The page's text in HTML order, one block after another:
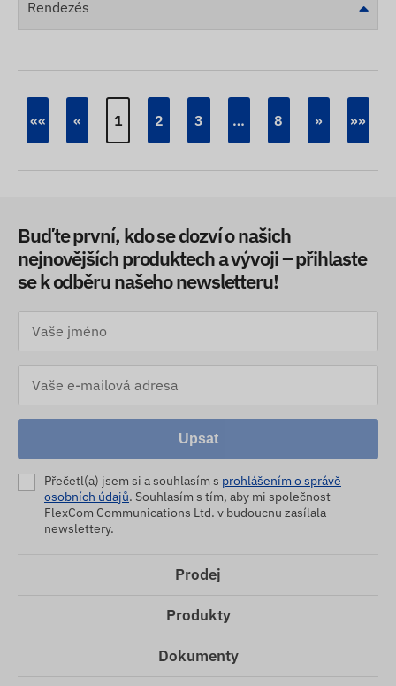
Rendezés
«« « 1 2 3 … 8 » »»
Buďte první, kdo se dozví o našich
nejnovějších produktech a vývoji – přihlaste
se k odběru našeho newsletteru!
Upsat
Přečetl(a) jsem si a souhlasím s prohlášením o správě
osobních údajů. Souhlasím s tím, aby mi společnost
FlexCom Communications Ltd. v budoucnu zasílala
newslettery.
Prodej
Produkty
Dokumenty